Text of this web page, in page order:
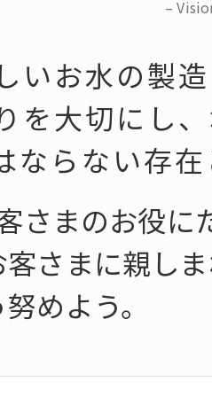
–
いお水の製
を大切にし
ならない存在
さまのお役
さまに親し
めよう。